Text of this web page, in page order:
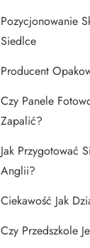
Pozycjonowanie
Siedlce
Producent
Czy Panele
Zapalić?
Jak Przygotować
Anglii?
Ciekawość Jak
Czy Przedszkole